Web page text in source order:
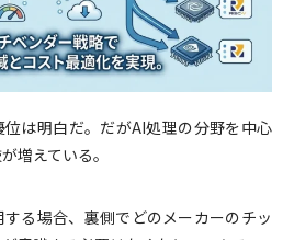
は明白だ。だがAI処理の分野を中心
増えている。
る場合、裏側でどのメーカーのチッ